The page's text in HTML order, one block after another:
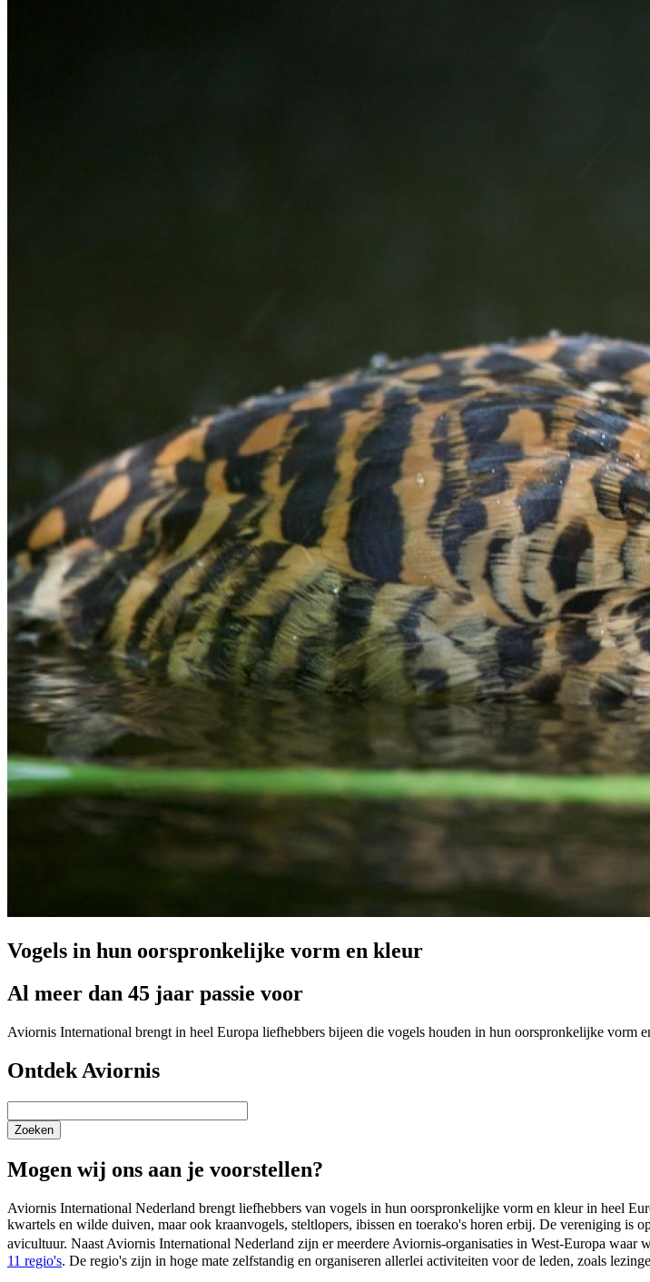
Vogels in hun oorspronkelijke vorm en kleur
Al meer dan 45 jaar passie voor
Aviornis International brengt in heel Europa liefhebbers bijeen die vogels houden in hun oorspronkelijke vorm
Ontdek Aviornis
Mogen wij ons aan je voorstellen?
Aviornis International Nederland brengt liefhebbers van vogels in hun oorspronkelijke vorm en kleur in heel
kwartels en wilde duiven, maar ook kraanvogels, steltlopers, ibissen en toerako's horen erbij. De vereniging is
avicultuur. Naast Aviornis International Nederland zijn er meerdere Aviornis-organisaties in West-Europa
11 regio's. De regio's zijn in hoge mate zelfstandig en organiseren allerlei activiteiten voor de leden, zoals